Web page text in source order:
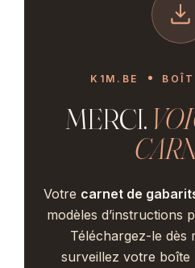
K1M.BE
MERCI.
Votre carnet de
modèles d’instructions
Téléchargez-le
surveillez votre boîte